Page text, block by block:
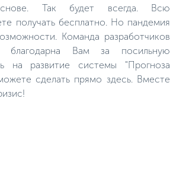
Так будет всегда. Всю
получать бесплатно. Но пандемия
Команда разработчиков
благодарна Вам за посильную
на развитие системы "Прогноза
сделать прямо здесь. Вместе